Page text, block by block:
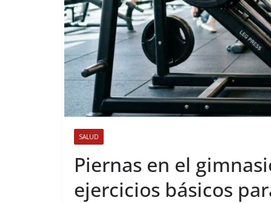
SALUD
Piernas en el
ejercicios básicos